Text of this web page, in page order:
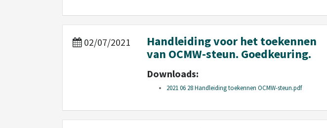
02/07/2021
Handleiding voor het toekennen
van OCMW-steun. Goedkeuring.
Downloads:
2021 06 28 Handleiding toekennen OCMW-steun.pdf